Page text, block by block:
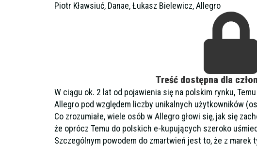
Piotr Kławsiuć, Danae, Łukasz Bielewicz, Allegro
Treść dostępna dla
W ciągu ok. 2 lat od pojawienia się na polskim rynku,
Allegro pod względem liczby unikalnych użytkowników
Co zrozumiałe, wiele osób w Allegro głowi się, jak się
że oprócz Temu do polskich e-kupujących szeroko
Szczególnym powodem do zmartwień jest to, że z